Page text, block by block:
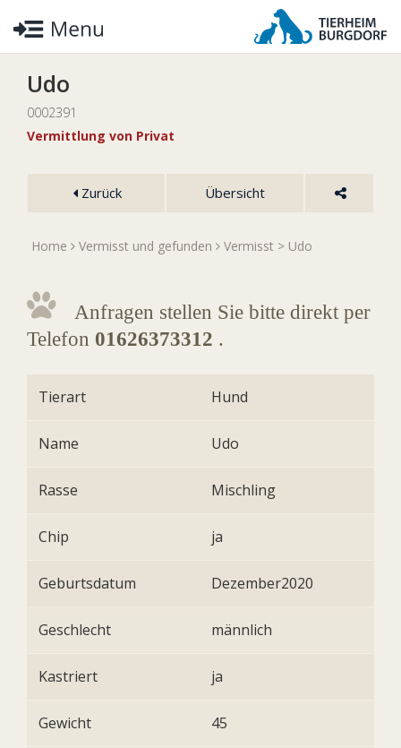
Udo
0002391
Vermittlung von Privat
Zurück Übersicht
Home Vermisst und gefunden Vermisst > Udo
Anfragen stellen Sie bitte direkt per
Telefon 01626373312 .
Tierart Hund
Name Udo
Rasse Mischling
Chip ja
Geburtsdatum Dezember2020
Geschlecht männlich
Kastriert ja
Gewicht 45